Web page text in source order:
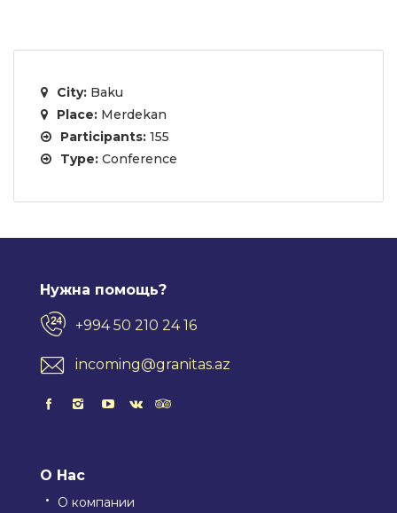
City: Baku
Place: Merdekan
Participants: 155
Type: Conference
Нужна помощь?
+994 50 210 24 16
incoming@granitas.az
О Нас
О компании